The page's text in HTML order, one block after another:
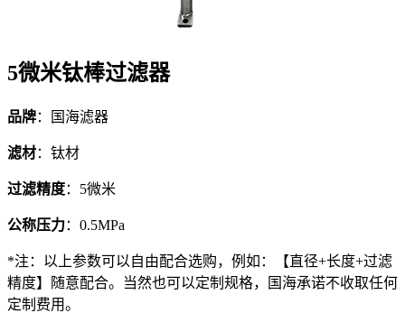
5微米钛棒过滤器
品牌：国海滤器
滤材：钛材
过滤精度：5微米
公称压力：0.5MPa
*注：以上参数可以自由配合选购，例如：【直径+长度+过滤
精度】随意配合。当然也可以定制规格，国海承诺不收取任何
定制费用。